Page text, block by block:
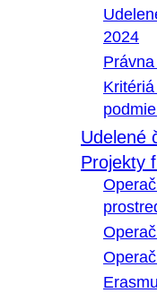
2024
Udelené
Projekty